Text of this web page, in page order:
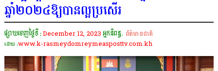
ឆ្នាំ២០២៤ឱ្យបានល្អប្រសើរ
ផ្សាយចេញថ្ងៃទី :December 12, 2023 អ្នកនិពន្ធ. ព័ត៌មានជាតិ
ដោយ :www.k-rasmeydomreymeasposttv.com.kh